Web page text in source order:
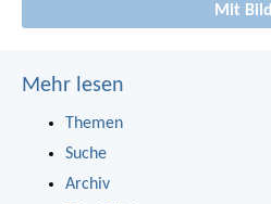
Mit Bild
Mehr lesen
Themen
Suche
Archiv